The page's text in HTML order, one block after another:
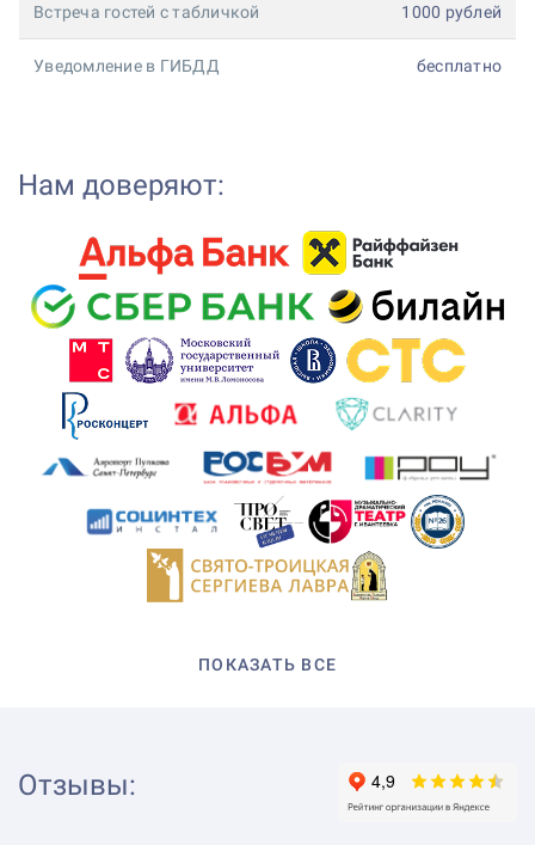
Встреча гостей с табличкой 1000 рублей
Уведомление в ГИБДД бесплатно
Нам доверяют:
ПОКАЗАТЬ ВСЕ
Отзывы: